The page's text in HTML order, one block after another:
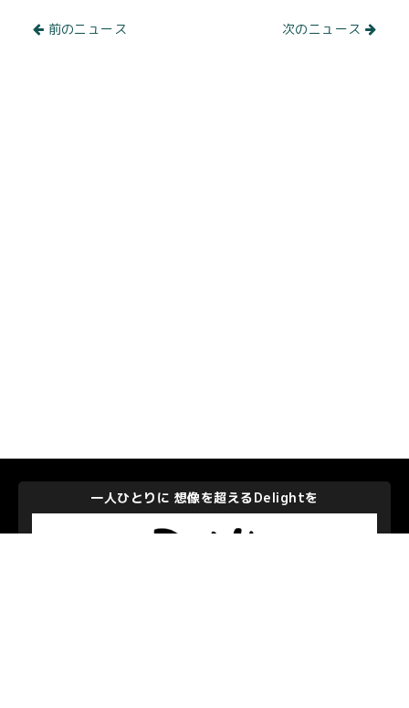
前のニュース 次のニュース
一人ひとりに 想像を超えるDelightを